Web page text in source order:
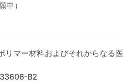
中）
リマー材料およびそれからなる医
B2